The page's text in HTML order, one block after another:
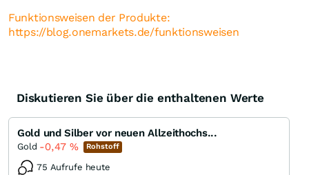
Funktionsweisen der Produkte:
https://blog.onemarkets.de/funktionsweisen
Diskutieren Sie über die enthaltenen Werte
Gold und Silber vor neuen Allzeithochs...
Gold -0,47 % Rohstoff
75 Aufrufe heute